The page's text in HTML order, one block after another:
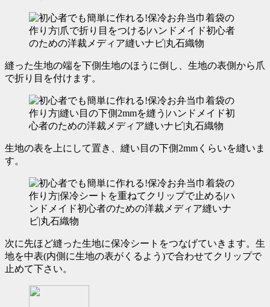
縫った生地の端を下側生地のほうに倒し、生地の表側から爪
で折り目を付けます。
生地の表を上にして置き、 縫い目の下側2mmくらいを縫いま
す。
次に先ほど縫った生地に保冷シートをつなげていきます。生
地を中表(内側に生地の表がくるよう)で合わせてクリップで
止めて下さい。